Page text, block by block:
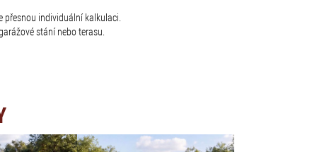
přesnou individuální kalkulaci.
stání nebo terasu.